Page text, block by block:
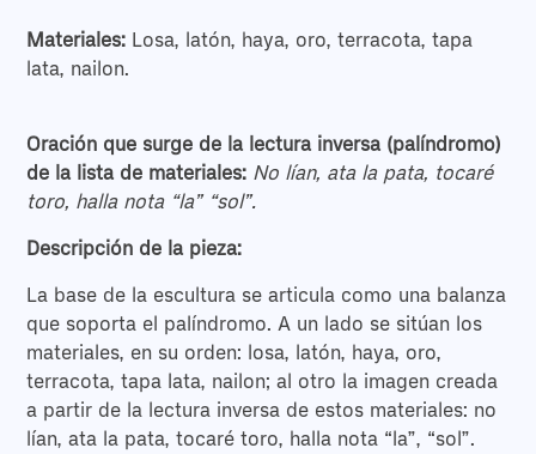
Materiales: Losa, latón, haya, oro, terracota, tapa
lata, nailon.
Oración que surge de la lectura inversa (palíndromo)
de la lista de materiales: No lían, ata la pata, tocaré
toro, halla nota “la” “sol”.
Descripción de la pieza:
La base de la escultura se articula como una balanza
que soporta el palíndromo. A un lado se sitúan los
materiales, en su orden: losa, latón, haya, oro,
terracota, tapa lata, nailon; al otro la imagen creada
a partir de la lectura inversa de estos materiales: no
lían, ata la pata, tocaré toro, halla nota “la”, “sol”.